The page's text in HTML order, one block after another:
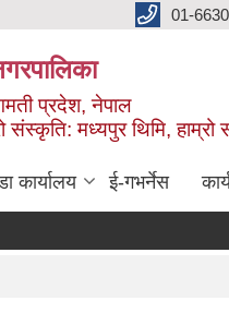
01-
प्रदेश, नेपाल
संस्कृति: मध्यपुर थिमि, हाम्रो
कार्यालय ई-गभर्नेस